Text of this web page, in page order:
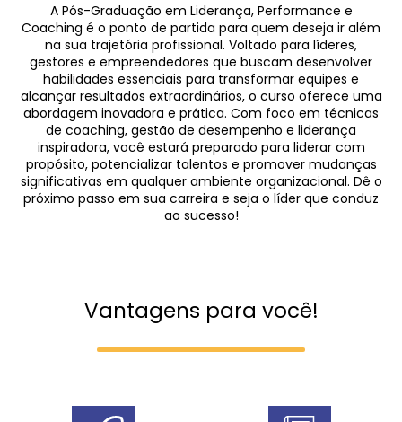
A Pós-Graduação em Liderança, Performance e
Coaching é o ponto de partida para quem deseja ir além
na sua trajetória profissional. Voltado para líderes,
gestores e empreendedores que buscam desenvolver
habilidades essenciais para transformar equipes e
alcançar resultados extraordinários, o curso oferece uma
abordagem inovadora e prática. Com foco em técnicas
de coaching, gestão de desempenho e liderança
inspiradora, você estará preparado para liderar com
propósito, potencializar talentos e promover mudanças
significativas em qualquer ambiente organizacional. Dê o
próximo passo em sua carreira e seja o líder que conduz
ao sucesso!
Vantagens para você!